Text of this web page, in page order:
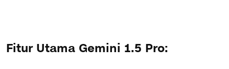
Fitur Utama Gemini 1.5 Pro: